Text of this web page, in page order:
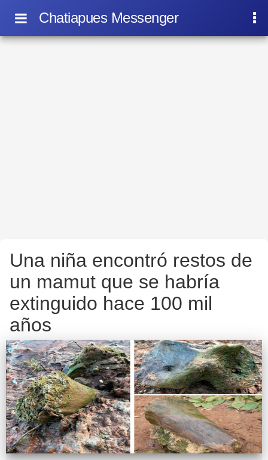
Chatiapues Messenger
Una niña encontró restos de
un mamut que se habría
extinguido hace 100 mil
años